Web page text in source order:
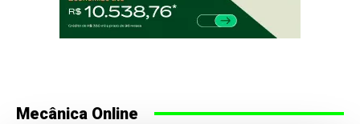
Mecânica Online